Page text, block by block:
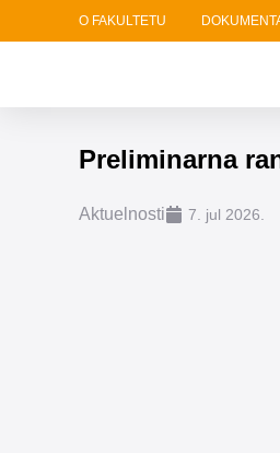
O FAKULTETU
Preliminarna
Aktuelnosti 7. jul 2026.